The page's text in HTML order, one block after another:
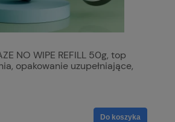
NO WIPE REFILL 50g, top
opakowanie uzupełniające,
Do koszyka